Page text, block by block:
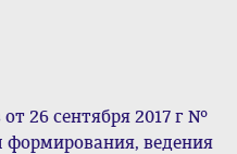
26 сентября 2017 г №
ведения